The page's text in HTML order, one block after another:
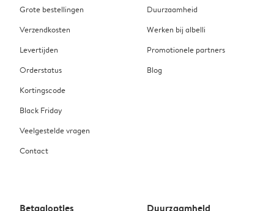
Grote bestellingen
Verzendkosten
Levertijden
Orderstatus
Kortingscode
Black Friday
Veelgestelde vragen
Contact
Duurzaamheid
Werken bij albelli
Promotionele partners
Blog
Betaalopties Duurzaamheid